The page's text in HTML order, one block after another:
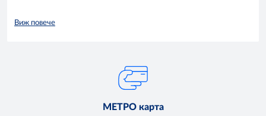
Виж повече
МЕТРО карта